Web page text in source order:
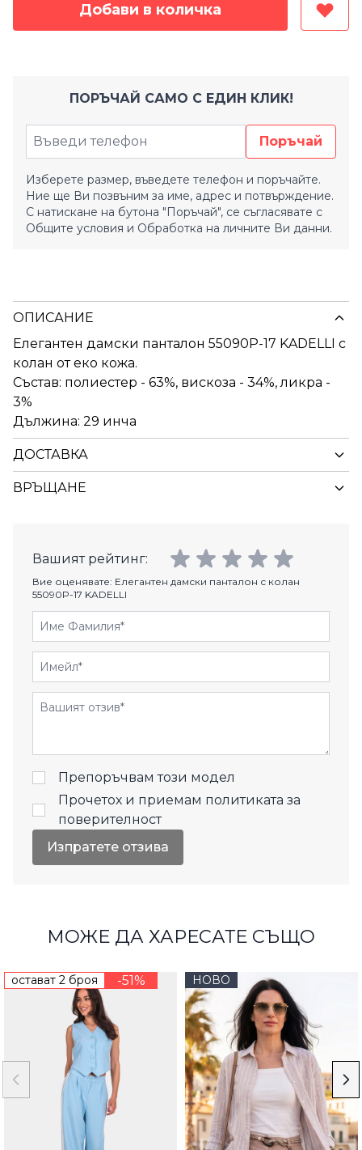
Добави в количка
ПОРЪЧАЙ САМО С ЕДИН КЛИК!
Поръчай
Изберете размер, въведете телефон и поръчайте.
Ние ще Ви позвъним за име, адрес и потвърждение.
С натискане на бутона "Поръчай", се съгласявате с
Общите условия и Обработка на личните Ви данни.
ОПИСАНИЕ
Елегантен дамски панталон 55090P-17 KADELLI с
колан от еко кожа.
Състав: полиестер - 63%, вискоза - 34%, ликра -
3%
Дължина: 29 инча
ДОСТАВКА
ВРЪЩАНЕ
Вашият рейтинг:
Вие оценявате: Елегантен дамски панталон с колан
55090P-17 KADELLI
Име Фамилия
Имейл
Отзиви
Препоръчвам този модел
Прочетох и приемам политиката за
поверителност
Изпратете отзива
МОЖЕ ДА ХАРЕСАТЕ СЪЩО
остават 2 броя -51% НОВО